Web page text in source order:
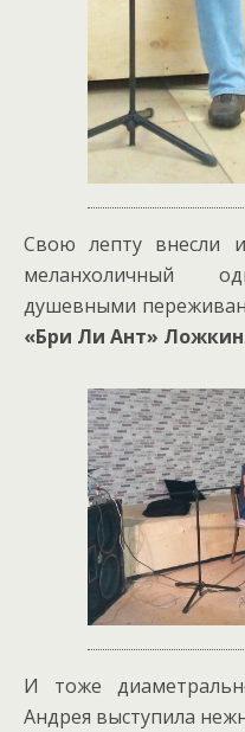
Свою лепту внесли
меланхоличный
душевными
«Бри Ли Ант» Ложкин.
И тоже
Андрея выступила